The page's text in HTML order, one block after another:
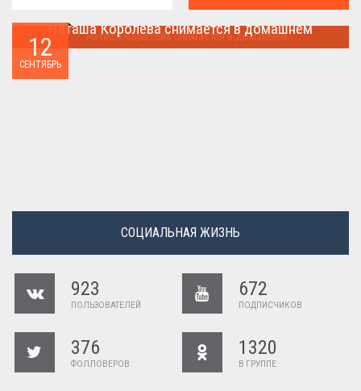
12
СЕНТЯБРЬ
Наташа Королева снимается в домашнем
СОЦИАЛЬНАЯ ЖИЗНЬ
923
ПОЛЬЗОВАТЕЛЕЙ
672
ПОДПИСЧИКОВ
376
ФОЛЛОВЕРОВ
1320
В ГРУППЕ